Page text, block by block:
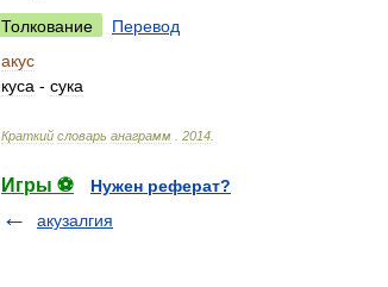
Толкование
Перевод
акус
куса - сука
Краткий словарь анаграмм 2014
Игры ⚽
Нужен реферат?
акузалгия